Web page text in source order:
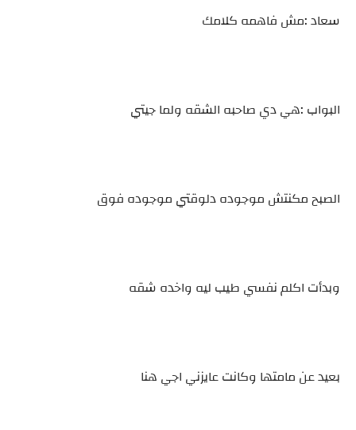
سعاد :مش فاهمه كلامك
البواب :هي دي صاحبه الشقه ولما جيتي
الصبح مكنتش موجوده دلوقتي موجوده فوق
وبدأت اكلم نفسي طيب ليه واخده شقه
بعيد عن مامتها وكانت عايزني اجي هنا